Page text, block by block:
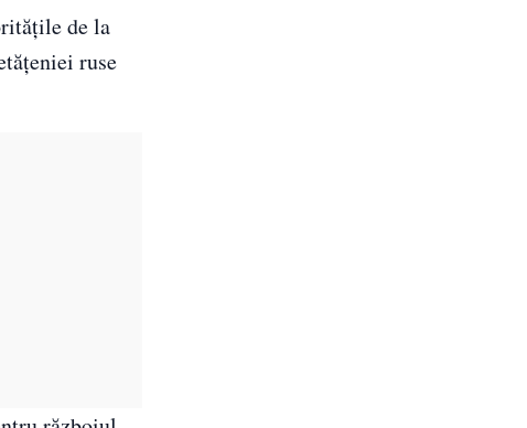
de la
ruse